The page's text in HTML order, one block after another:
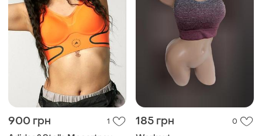
900 грн 1 185 грн 0